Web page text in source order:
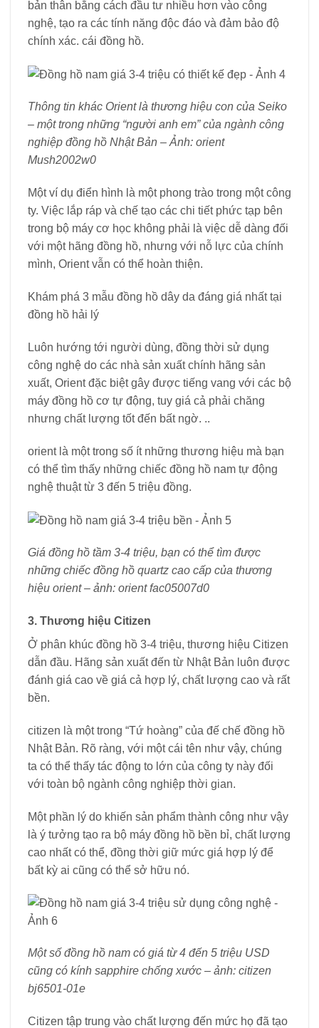
bản thân bằng cách đầu tư nhiều hơn vào công
nghệ, tạo ra các tính năng độc đáo và đảm bảo độ
chính xác. cái đồng hồ.
Thông tin khác Orient là thương hiệu con của Seiko
– một trong những “người anh em” của ngành công
nghiệp đồng hồ Nhật Bản – Ảnh: orient
Mush2002w0
Một ví dụ điển hình là một phong trào trong một công
ty. Việc lắp ráp và chế tạo các chi tiết phức tạp bên
trong bộ máy cơ học không phải là việc dễ dàng đối
với một hãng đồng hồ, nhưng với nỗ lực của chính
mình, Orient vẫn có thể hoàn thiện.
Khám phá 3 mẫu đồng hồ dây da đáng giá nhất tại
đồng hồ hải lý
Luôn hướng tới người dùng, đồng thời sử dụng
công nghệ do các nhà sản xuất chính hãng sản
xuất, Orient đặc biệt gây được tiếng vang với các bộ
máy đồng hồ cơ tự động, tuy giá cả phải chăng
nhưng chất lượng tốt đến bất ngờ. ..
orient là một trong số ít những thương hiệu mà bạn
có thể tìm thấy những chiếc đồng hồ nam tự động
nghệ thuật từ 3 đến 5 triệu đồng.
Giá đồng hồ tầm 3-4 triệu, bạn có thể tìm được
những chiếc đồng hồ quartz cao cấp của thương
hiệu orient – ảnh: orient fac05007d0
3. Thương hiệu Citizen
Ở phân khúc đồng hồ 3-4 triệu, thương hiệu Citizen
dẫn đầu. Hãng sản xuất đến từ Nhật Bản luôn được
đánh giá cao về giá cả hợp lý, chất lượng cao và rất
bền.
citizen là một trong “Tứ hoàng” của đế chế đồng hồ
Nhật Bản. Rõ ràng, với một cái tên như vậy, chúng
ta có thể thấy tác động to lớn của công ty này đối
với toàn bộ ngành công nghiệp thời gian.
Một phần lý do khiến sản phẩm thành công như vậy
là ý tưởng tạo ra bộ máy đồng hồ bền bỉ, chất lượng
cao nhất có thể, đồng thời giữ mức giá hợp lý để
bất kỳ ai cũng có thể sở hữu nó.
Một số đồng hồ nam có giá từ 4 đến 5 triệu USD
cũng có kính sapphire chống xước – ảnh: citizen
bj6501-01e
Citizen tập trung vào chất lượng đến mức họ đã tạo